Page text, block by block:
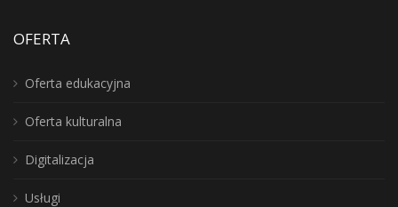
OFERTA
Oferta edukacyjna
Oferta kulturalna
Digitalizacja
Usługi